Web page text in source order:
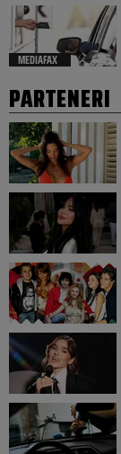
MEDIAFAX
PARTENERI